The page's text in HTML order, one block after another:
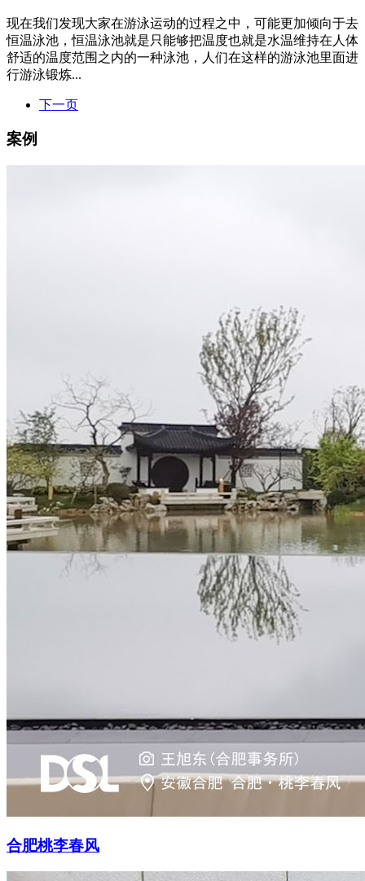
现在我们发现大家在游泳运动的过程之中，可能更加倾向于去
恒温泳池，恒温泳池就是只能够把温度也就是水温维持在人体
舒适的温度范围之内的一种泳池，人们在这样的游泳池里面进
行游泳锻炼...
下一页
案例
合肥桃李春风